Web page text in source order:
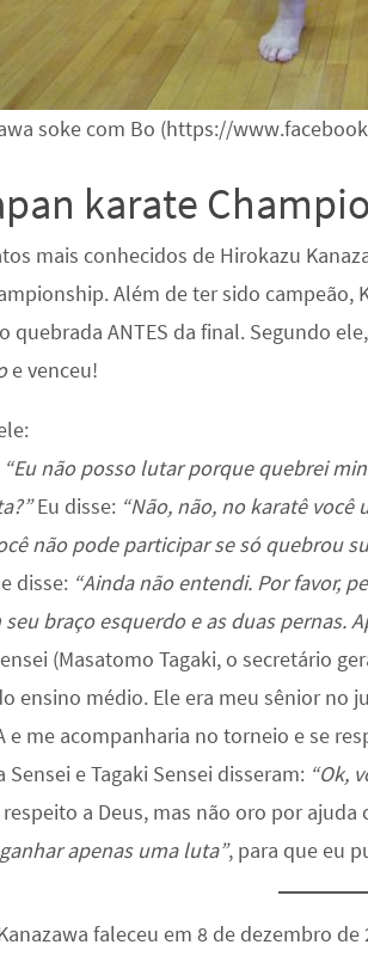
soke com Bo (https://
karate
mais conhecidos de Hirokazu
Além de ter sido campeão,
quebrada ANTES da final. Segundo
e venceu!
“Eu não posso lutar porque quebrei
Eu disse: “Não, não, no karatê você
não pode participar se só quebrou
disse: “Ainda não entendi. Por favor,
braço esquerdo e as duas pernas.
(Masatomo Tagaki, o secretário
ensino médio. Ele era meu sênior no
e me acompanharia no torneio e se
Sensei e Tagaki Sensei disseram: “Ok,
respeito a Deus, mas não oro por ajuda
apenas uma luta”, para que eu
faleceu em 8 de dezembro